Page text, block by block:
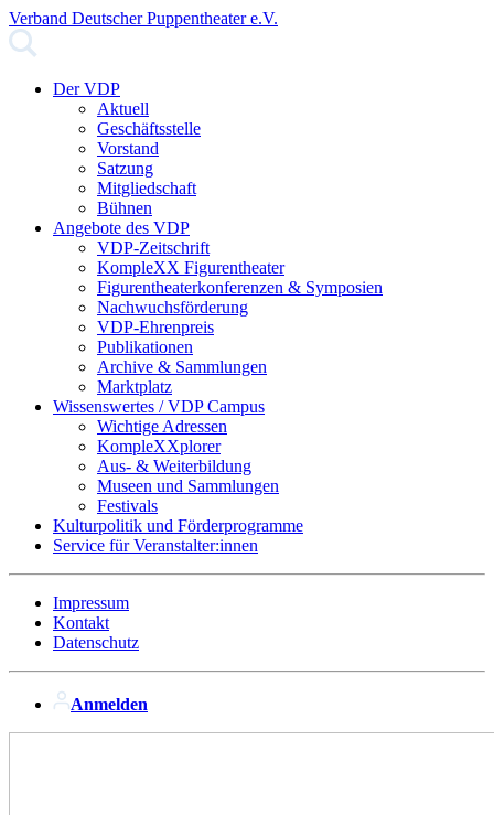
Verband Deutscher Puppentheater e.V.
Der VDP
Aktuell
Geschäftsstelle
Vorstand
Satzung
Mitgliedschaft
Bühnen
Angebote des VDP
VDP-Zeitschrift
KompleXX Figurentheater
Figurentheaterkonferenzen & Symposien
Nachwuchsförderung
VDP-Ehrenpreis
Publikationen
Archive & Sammlungen
Marktplatz
Wissenswertes / VDP Campus
Wichtige Adressen
KompleXXplorer
Aus- & Weiterbildung
Museen und Sammlungen
Festivals
Kulturpolitik und Förderprogramme
Service für Veranstalter:innen
Impressum
Kontakt
Datenschutz
Anmelden